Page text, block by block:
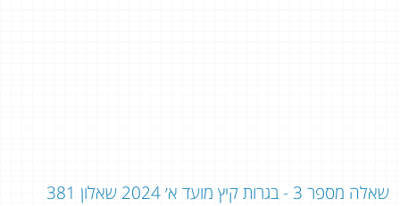
שאלה מספר 3 - בגרות קיץ מועד א׳ 2024 שאלון 381